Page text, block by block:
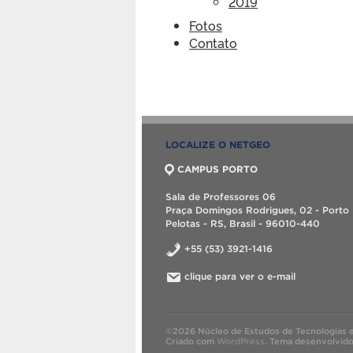
Fotos
Contato
LOCALIZE O NETGEO
CAMPUS PORTO
Sala de Professores 06
Praça Domingos Rodrigues, 02 - Porto
Pelotas - RS, Brasil - 96010-440
+55 (53) 3921-1416
clique para ver o e-mail
©2026 Núcleo de Estudos de Tecnologias
Criado com WordPress. Tema